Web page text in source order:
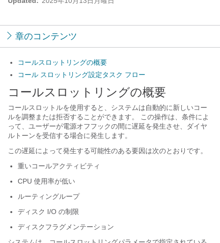
章のコンテンツ
コールスロットリングの概要
コール スロットリング設定タスク フロー
コールスロットリングの概要
コールスロットルを使用すると、システムは自動的に新しいコー
ルを調整または拒否することができます。 この操作は、条件によ
って、ユーザーが電源オフフックの間に遅延を発生させ、ダイヤ
ルトーンを受信する場合に発生します。
この遅延によって発生する可能性のある要因は次のとおりです。
重いコールアクティビティ
CPU 使用率が低い
ルーティングループ
ディスク I/O の制限
ディスクフラグメンテーション